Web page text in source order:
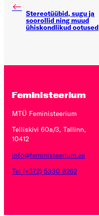
←
Stereotüübid, sugu ja
soorollid ning muud
ühiskondlikud ootused
Feministeerium
MTÜ Feministeerium
Telliskivi 60a/3, Tallinn,
10412
info@feministeerium.ee
Tel (+372) 5330 8262